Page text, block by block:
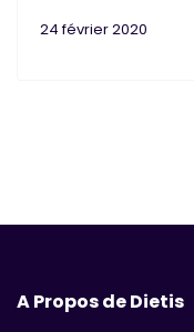
24 février 2020
A Propos de Dietis